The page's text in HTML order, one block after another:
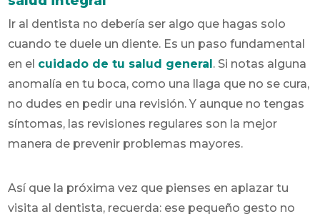
Ir al dentista no debería ser algo que hagas solo
cuando te duele un diente. Es un paso fundamental
en el cuidado de tu salud general. Si notas alguna
anomalía en tu boca, como una llaga que no se cura,
no dudes en pedir una revisión. Y aunque no tengas
síntomas, las revisiones regulares son la mejor
manera de prevenir problemas mayores.
Así que la próxima vez que pienses en aplazar tu
visita al dentista, recuerda: ese pequeño gesto no